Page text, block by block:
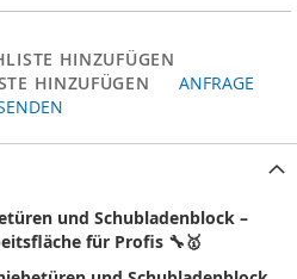
HINZUFÜGEN
HINZUFÜGEN
ANFRAGE
und Schubladenblock –
für Profis 🔧🥇